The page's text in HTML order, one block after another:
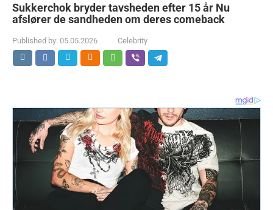
Sukkerchok bryder tavsheden efter 15 år Nu
afslører de sandheden om deres comeback
Published by: 05.05.2026 Celebrity